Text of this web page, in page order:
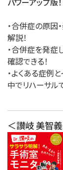
・合併症の原因
解説！
・合併症を発症
確認できる！
・よくある症例
中でリハーサル
＜讃岐 美智